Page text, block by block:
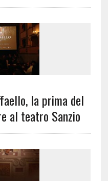
la prima del
al teatro Sanzio